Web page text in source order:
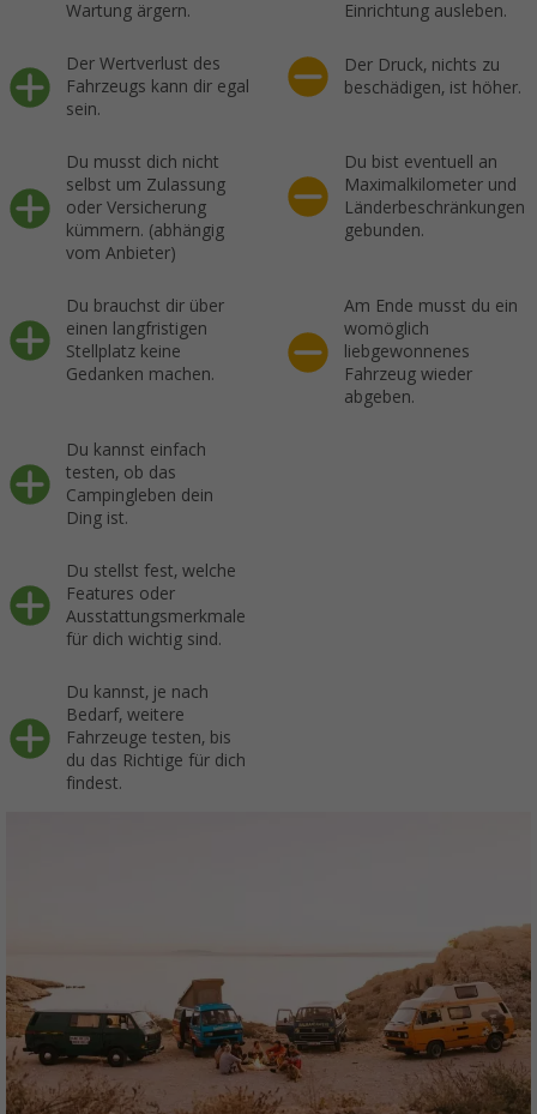
Wartung ärgern.
Einrichtung ausleben.
Der Wertverlust des
Fahrzeugs kann dir egal
sein.
Der Druck, nichts zu
beschädigen, ist höher.
Du musst dich nicht
selbst um Zulassung
oder Versicherung
kümmern. (abhängig
vom Anbieter)
Du bist eventuell an
Maximalkilometer und
Länderbeschränkungen
gebunden.
Du brauchst dir über
einen langfristigen
Stellplatz keine
Gedanken machen.
Am Ende musst du ein
womöglich
liebgewonnenes
Fahrzeug wieder
abgeben.
Du kannst einfach
testen, ob das
Campingleben dein
Ding ist.
Du stellst fest, welche
Features oder
Ausstattungsmerkmale
für dich wichtig sind.
Du kannst, je nach
Bedarf, weitere
Fahrzeuge testen, bis
du das Richtige für dich
findest.